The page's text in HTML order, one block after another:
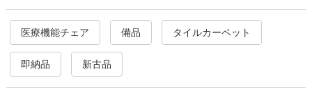
医療機能チェア 備品 タイルカーペット
即納品 新古品